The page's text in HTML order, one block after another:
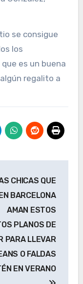
se consigue
los
es un buena
regalito a
CHICAS QUE
BARCELONA
AMAN ESTOS
PLANOS DE
PARA LLEVAR
O FALDAS
EN VERANO